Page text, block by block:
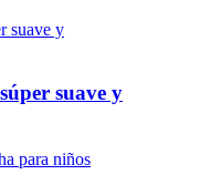
suave y